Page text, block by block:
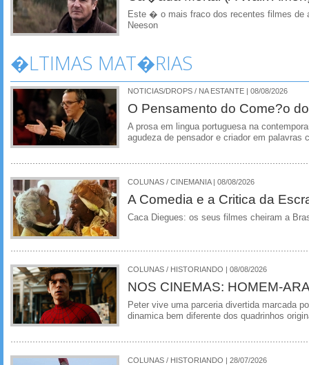
Este � o mais fraco dos recentes filmes
Neeson
�LTIMAS MAT�RIAS
NOTICIAS/DROPS / NA ESTANTE | 08/08/2026
O Pensamento do Come?o
A prosa em lingua portuguesa na
agudeza de pensador e criador em palavras
COLUNAS / CINEMANIA | 08/08/2026
A Comedia e a Critica da
Caca Diegues: os seus filmes cheiram a
COLUNAS / HISTORIANDO | 08/08/2026
NOS CINEMAS: HOMEM-
Peter vive uma parceria divertida marcada
dinamica bem diferente dos quadrinhos
COLUNAS / HISTORIANDO | 28/07/2026